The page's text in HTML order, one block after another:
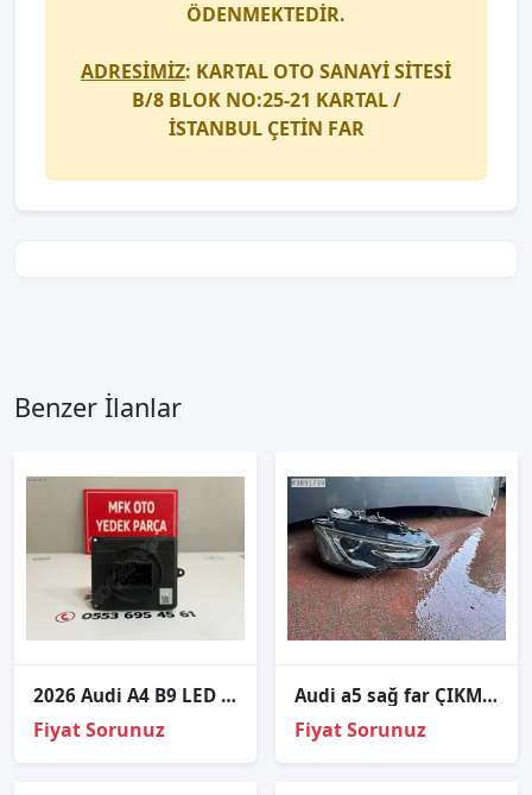
ÖDENMEKTEDİR.
ADRESİMİZ: KARTAL OTO SANAYİ SİTESİ
B/8 BLOK NO:25-21 KARTAL /
İSTANBUL ÇETİN FAR
Benzer İlanlar
2026 Audi A4 B9 LED Far Beyni 4K0941572HJ
Fiyat Sorunuz
Audi a5 sağ far ÇIKMA ORJİNAL
Fiyat Sorunuz